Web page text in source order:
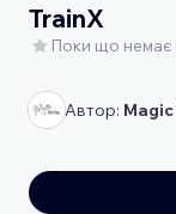
TrainX
Поки що немає
Автор: